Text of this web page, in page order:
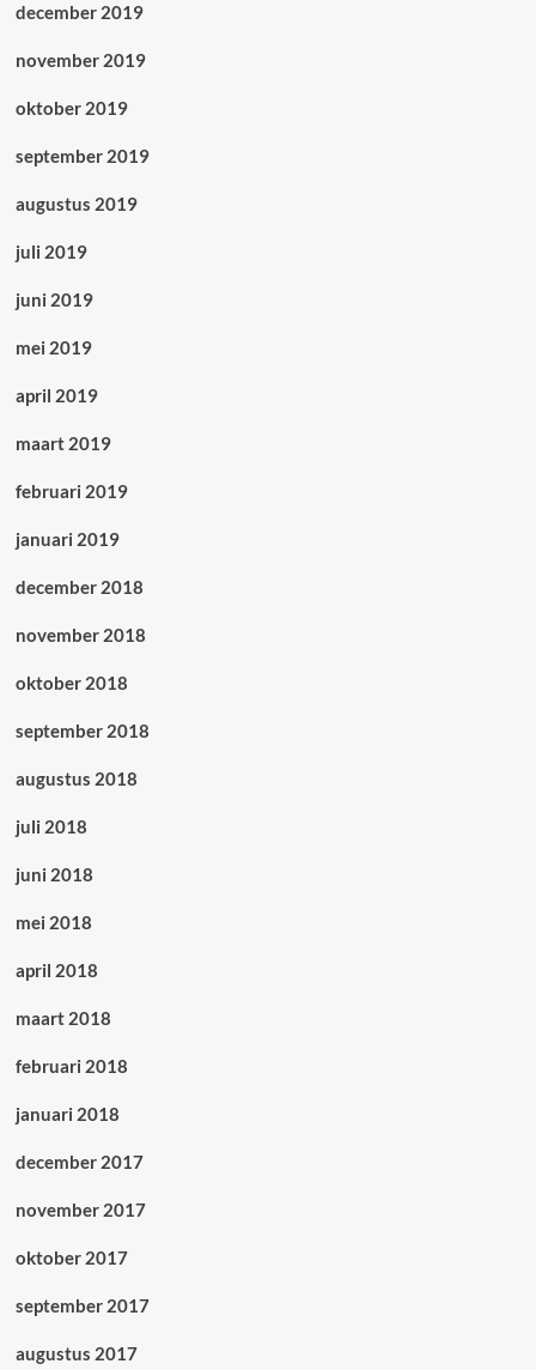
december 2019
november 2019
oktober 2019
september 2019
augustus 2019
juli 2019
juni 2019
mei 2019
april 2019
maart 2019
februari 2019
januari 2019
december 2018
november 2018
oktober 2018
september 2018
augustus 2018
juli 2018
juni 2018
mei 2018
april 2018
maart 2018
februari 2018
januari 2018
december 2017
november 2017
oktober 2017
september 2017
augustus 2017